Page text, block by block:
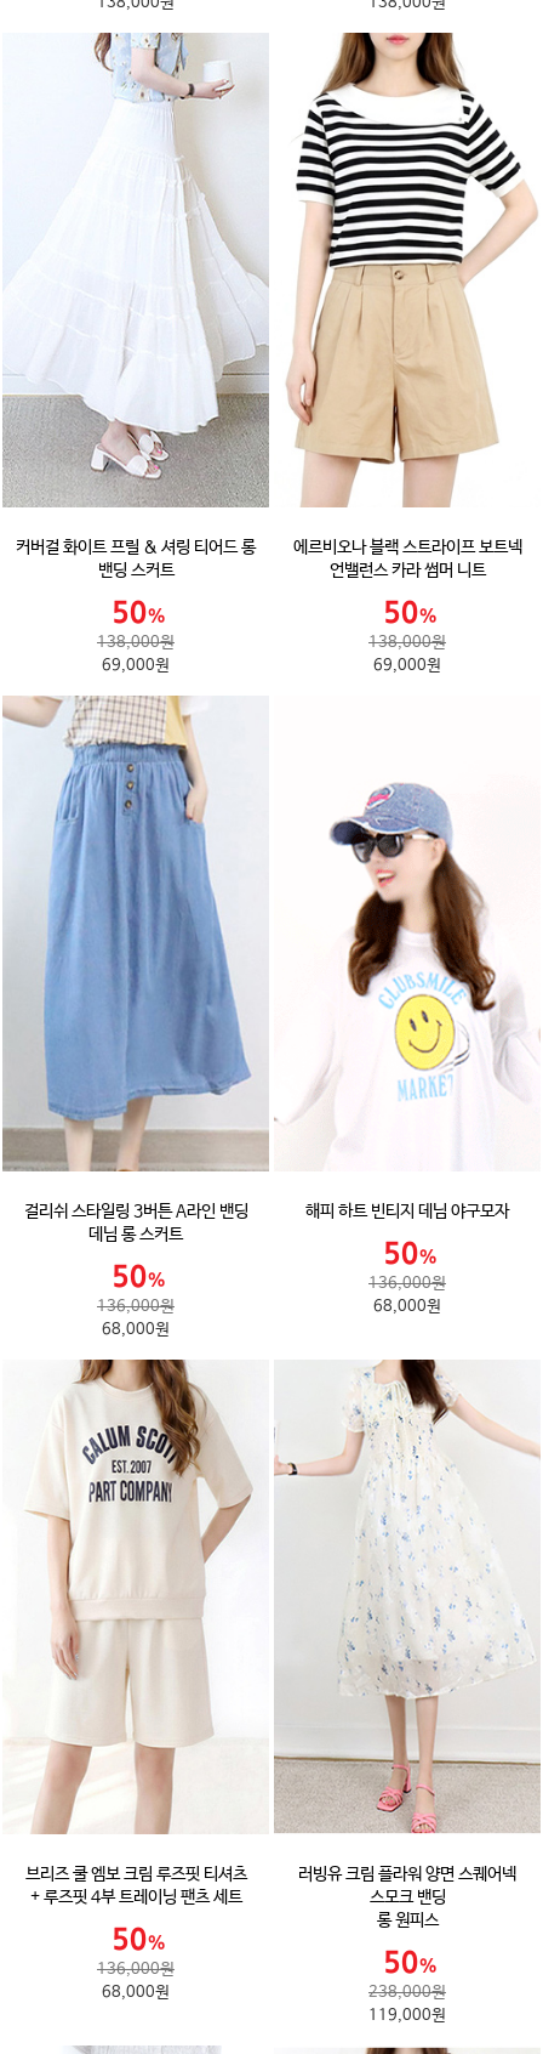
커버걸 화이트 프릴 & 셔링 티어드 롱
밴딩 스커트
138,000원
69,000원
에르비오나 블랙 스트라이프 보트넥
언밸런스 카라 썸머 니트
138,000원
69,000원
걸리쉬 스타일링 3버튼 A라인 밴딩
데님 롱 스커트
136,000원
68,000원
해피 하트 빈티지 데님 야구모자
136,000원
68,000원
브리즈 쿨 엠보 크림 루즈핏 티셔츠
+ 루즈핏 4부 트레이닝 팬츠 세트
136,000원
68,000원
러빙유 크림 플라워 양면 스퀘어넥
스모크 밴딩
롱 원피스
238,000원
119,000원